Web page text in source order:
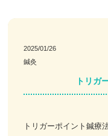
冷え性改善
特殊電気施術
2025/01/26
鍼灸
トリガ
トリガーポイント鍼療